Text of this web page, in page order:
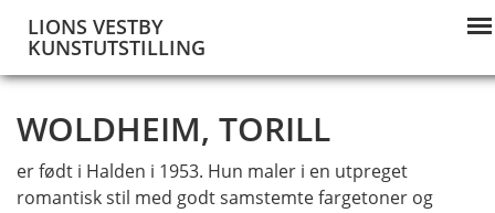
LIONS VESTBY
KUNSTUTSTILLING
WOLDHEIM, TORILL
er født i Halden i 1953. Hun maler i en utpreget
romantisk stil med godt samstemte fargetoner og